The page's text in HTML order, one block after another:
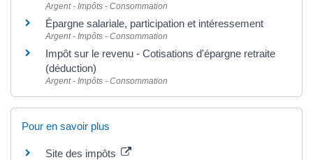
Argent - Impôts - Consommation
Épargne salariale, participation et intéressement
Argent - Impôts - Consommation
Impôt sur le revenu - Cotisations d'épargne retraite
(déduction)
Argent - Impôts - Consommation
Pour en savoir plus
Site des impôts